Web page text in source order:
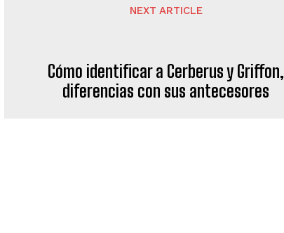
NEXT ARTICLE
Cómo identificar a Cerberus y Griffon,
diferencias con sus antecesores